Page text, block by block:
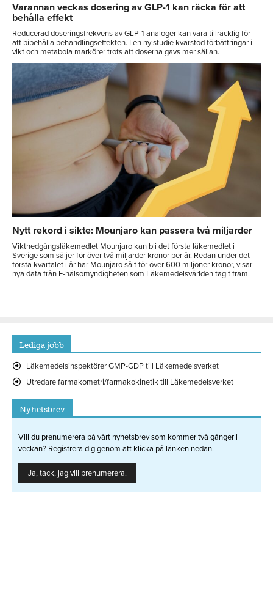
Varannan veckas dosering av GLP-1 kan räcka för att
behålla effekt
Reducerad doseringsfrekvens av GLP-1-analoger kan vara tillräcklig för
att bibehålla behandlingseffekten. I en ny studie kvarstod förbättringar i
vikt och metabola markörer trots att doserna gavs mer sällan.
Nytt rekord i sikte: Mounjaro kan passera två miljarder
Viktnedgångsläkemedlet Mounjaro kan bli det första läkemedlet i
Sverige som säljer för över två miljarder kronor per år. Redan under det
första kvartalet i år har Mounjaro sålt för över 600 miljoner kronor, visar
nya data från E-hälsomyndigheten som Läkemedelsvärlden tagit fram.
Lediga jobb
Läkemedelsinspektörer GMP-GDP till Läkemedelsverket
Utredare farmakometri/farmakokinetik till Läkemedelsverket
Nyhetsbrev
Vill du prenumerera på vårt nyhetsbrev som kommer två gånger i
veckan? Registrera dig genom att klicka på länken nedan.
Ja, tack, jag vill prenumerera.